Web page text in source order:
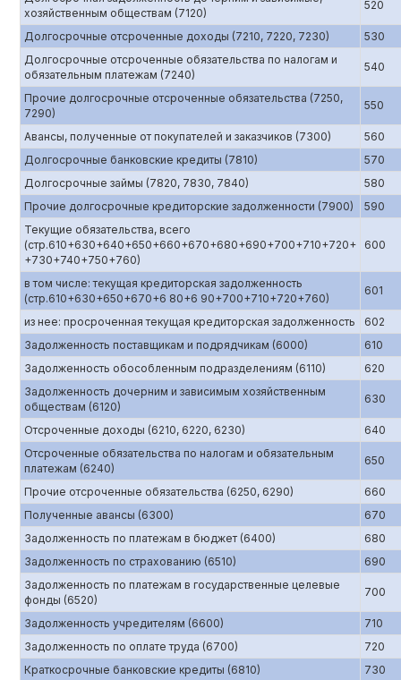
хозяйственным обществам (7120)
520
Долгосрочные отсроченные доходы (7210, 7220, 7230)
530
Долгосрочные отсроченные обязательства по налогам и
обязательным платежам (7240)
540
Прочие долгосрочные отсроченные обязательства (7250,
7290)
550
Авансы, полученные от покупателей и заказчиков (7300)
560
Долгосрочные банковские кредиты (7810)
570
Долгосрочные займы (7820, 7830, 7840)
580
Прочие долгосрочные кредиторские задолженности (7900)
590
Текущие обязательства, всего
(стр.610+630+640+650+660+670+680+690+700+710+720+
+730+740+750+760)
600
в том числе: текущая кредиторская задолженность
(стр.610+630+650+670+6 80+6 90+700+710+720+760)
601
из нее: просроченная текущая кредиторская задолженность
602
Задолженность поставщикам и подрядчикам (6000)
610
Задолженность обособленным подразделениям (6110)
620
Задолженность дочерним и зависимым хозяйственным
обществам (6120)
630
Отсроченные доходы (6210, 6220, 6230)
640
Отсроченные обязательства по налогам и обязательным
платежам (6240)
650
Прочие отсроченные обязательства (6250, 6290)
660
Полученные авансы (6300)
670
Задолженность по платежам в бюджет (6400)
680
Задолженность по страхованию (6510)
690
Задолженность по платежам в государственные целевые
фонды (6520)
700
Задолженность учредителям (6600)
710
Задолженность по оплате труда (6700)
720
Краткосрочные банковские кредиты (6810)
730